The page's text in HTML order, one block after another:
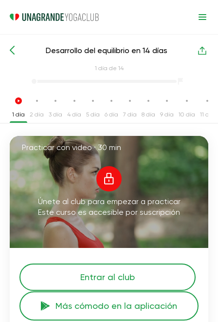
Cursos intensivos de yoga Balance
Desarrollo del equilibrio en 14 días
1 día de 14
1 día 2 día 3 día 4 día 5 día 6 día 7 día 8 día 9 día 10 día 11 día
Practicar con video ·30 min
Únete al club para empezar a practicar
Este curso es accesible por suscripción
Entrar al club
Más cómodo en la aplicación